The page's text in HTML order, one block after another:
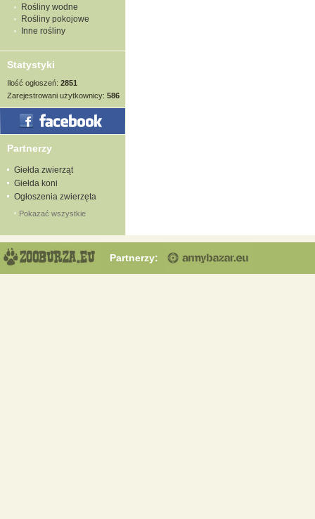
Rośliny wodne
Rośliny pokojowe
Inne rośliny
Statystyki
Ilość ogłoszeń: 2851
Zarejestrowani użytkownicy: 586
Partnerzy
Giełda zwierząt
Giełda koni
Ogłoszenia zwierzęta
Pokazać wszystkie
Partnerzy: